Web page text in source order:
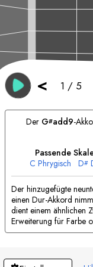
< 1 / 5
Der G#add9-
Passende
C Phrygisch D#
Der hinzugefügte
einen Dur-Akkord
dient einem ähnlichen
Erweiterung für Farbe